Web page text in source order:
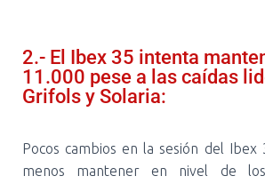
2.- El Ibex 35 intenta
11.000 pese a las caídas
Grifols y Solaria:
Pocos cambios en la sesión del Ibex
menos mantener en nivel de